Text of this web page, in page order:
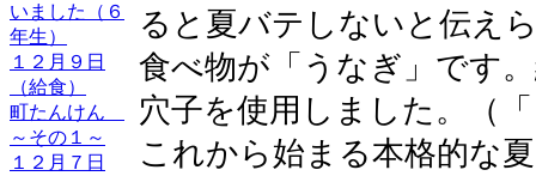
いました（６
年生）
１２月９日
（給食）
町たんけん
～その１～
１２月７日
ると夏バテしないと伝え
食べ物が「うなぎ」です
穴子を使用しました。（
これから始まる本格的な